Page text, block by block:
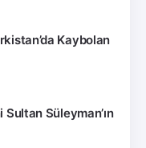
Kaybolan
Süleyman’ın